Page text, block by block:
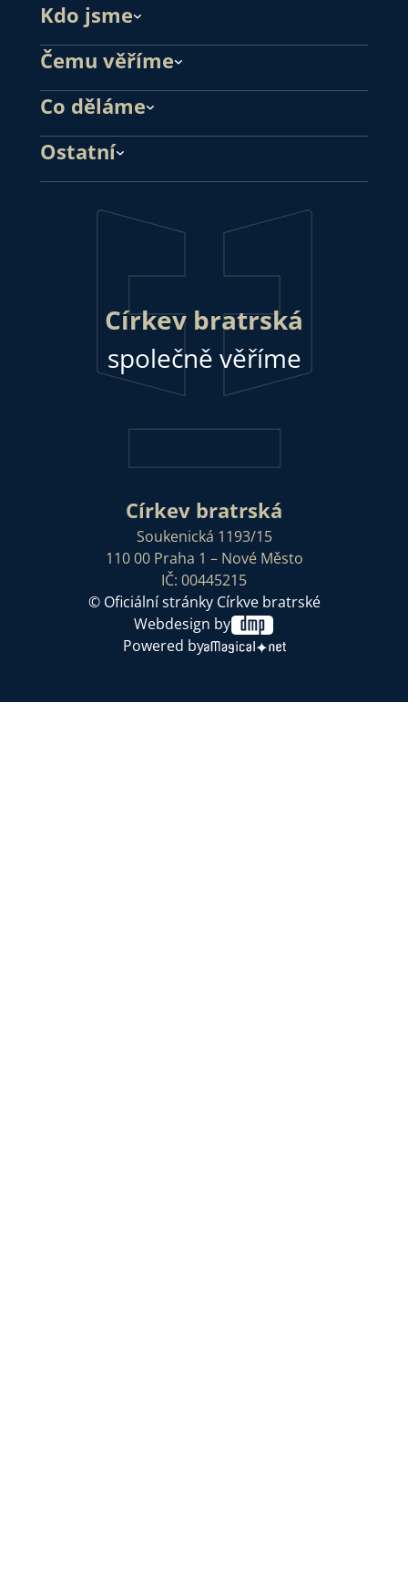
Kdo jsme
Čemu věříme
Co děláme
Ostatní
Církev bratrská
společně věříme
Církev bratrská
Soukenická 1193/15
110 00 Praha 1 – Nové Město
IČ: 00445215
© Oficiální stránky Církve bratrské
Webdesign by
Powered by